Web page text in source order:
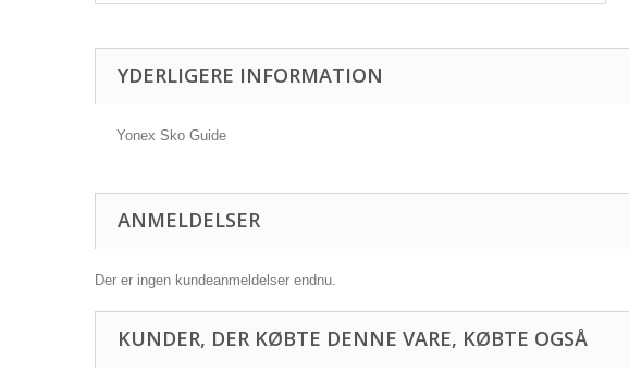
YDERLIGERE INFORMATION
Yonex Sko Guide
ANMELDELSER
Der er ingen kundeanmeldelser endnu.
KUNDER, DER KØBTE DENNE VARE, KØBTE OGSÅ